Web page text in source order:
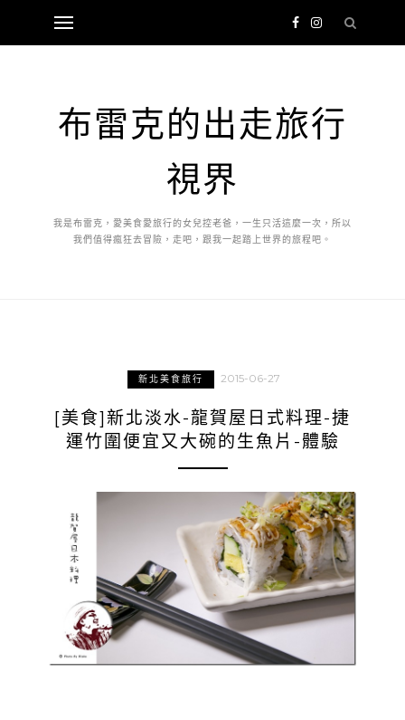
布雷克的出走旅行
視界
我是布雷克，愛美食愛旅行的女兒控老爸，一生只活這麼一次，所以
我們值得瘋狂去冒險，走吧，跟我一起踏上世界的旅程吧。
新北美食旅行 2015-06-27
[美食]新北淡水-龍賀屋日式料理-捷
運竹圍便宜又大碗的生魚片-體驗